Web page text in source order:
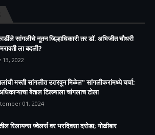
सांगलीचे नूतन जिल्हाधिकारी तर डॉ. अभिजीत चौधरी
ला बदली?
13, 2022
मस्ती सांगलीत उतरवून मिळेल" सांगलीकरांमध्ये चर्चा;
बेताल टिल्ल्याला चांगलाच टोला
01, 2024
रिलायन्स ज्वेलर्स वर भरदिवसा दरोडा; गोळीबार